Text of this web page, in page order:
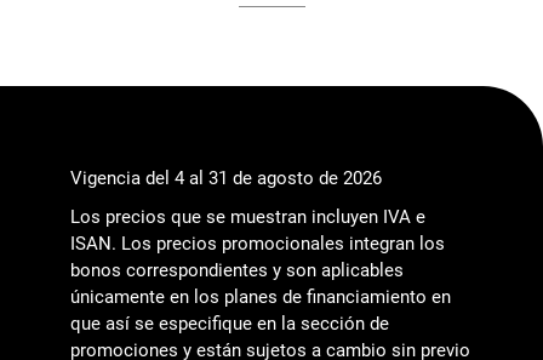
Vigencia del 4 al 31 de agosto de 2026
Los precios que se muestran incluyen IVA e
ISAN. Los precios promocionales integran los
bonos correspondientes y son aplicables
únicamente en los planes de financiamiento en
que así se especifique en la sección de
promociones y están sujetos a cambio sin previo